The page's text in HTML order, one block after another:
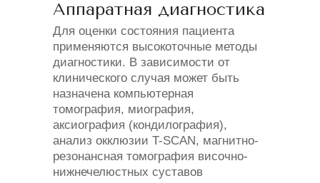
Аппаратная диагностика
Для оценки состояния пациента
применяются высокоточные методы
диагностики. В зависимости от
клинического случая может быть
назначена компьютерная
томография, миография,
аксиография (кондилография),
анализ окклюзии T-SCAN, магнитно-
резонансная томография височно-
нижнечелюстных суставов